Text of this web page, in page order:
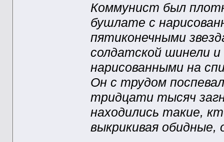
Коммунист был
бушлате с
пятиконечными
солдатской шинели
нарисованными на
Он с трудом
тридцати тысяч
находились такие,
выкрикивая обидные,